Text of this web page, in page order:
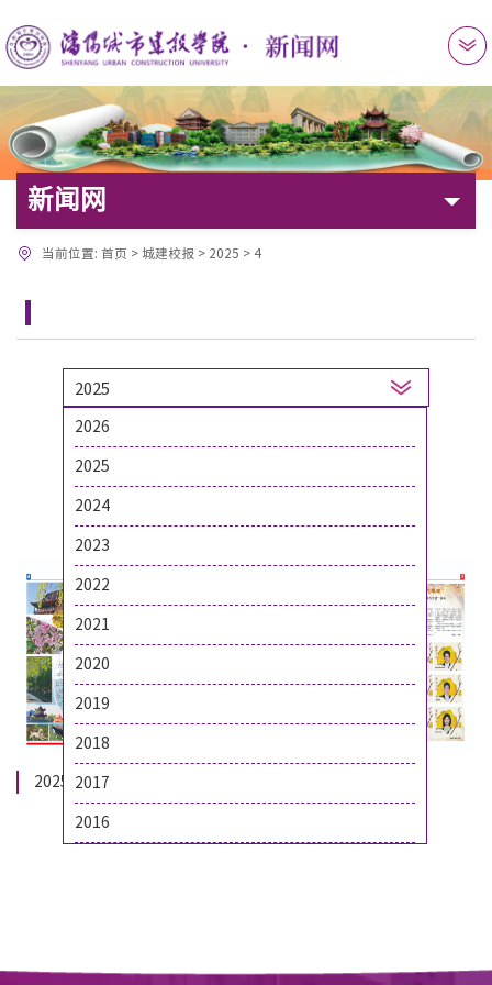
新闻网
当前位置: 首页 > 城建校报> 2025 > 4
2025
2026
2025
2024
2023
2022
2021
2020
2019
2018
2017
2016
1 2 3 4 5 6 7
8
202504-第81期-AD